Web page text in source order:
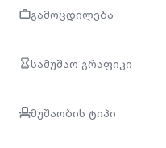
გამოცდილება
სამუშაო გრაფიკი
მუშაობის ტიპი